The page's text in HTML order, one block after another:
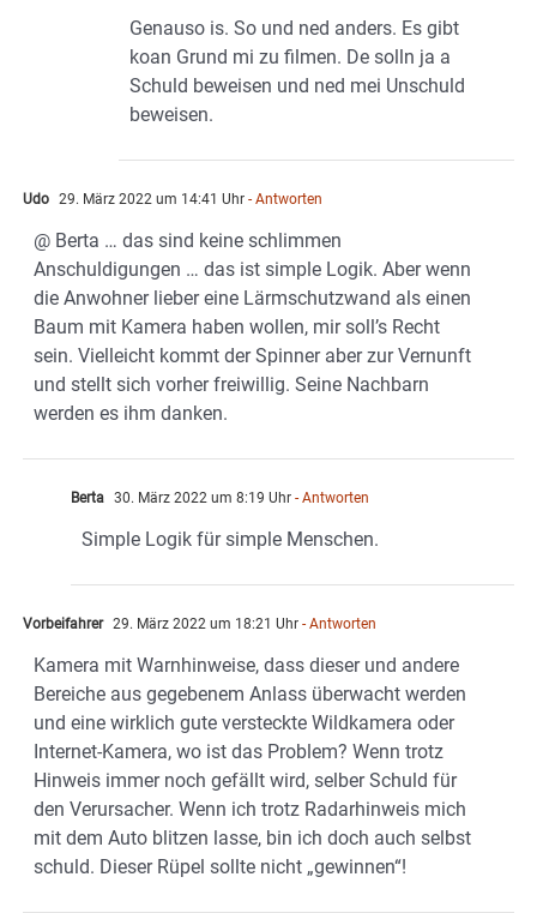
Genauso is. So und ned anders. Es gibt
koan Grund mi zu filmen. De solln ja a
Schuld beweisen und ned mei Unschuld
beweisen.
Udo 29. März 2022 um 14:41 Uhr - Antworten
@ Berta … das sind keine schlimmen
Anschuldigungen … das ist simple Logik. Aber wenn
die Anwohner lieber eine Lärmschutzwand als einen
Baum mit Kamera haben wollen, mir soll’s Recht
sein. Vielleicht kommt der Spinner aber zur Vernunft
und stellt sich vorher freiwillig. Seine Nachbarn
werden es ihm danken.
Berta 30. März 2022 um 8:19 Uhr - Antworten
Simple Logik für simple Menschen.
Vorbeifahrer 29. März 2022 um 18:21 Uhr - Antworten
Kamera mit Warnhinweise, dass dieser und andere
Bereiche aus gegebenem Anlass überwacht werden
und eine wirklich gute versteckte Wildkamera oder
Internet-Kamera, wo ist das Problem? Wenn trotz
Hinweis immer noch gefällt wird, selber Schuld für
den Verursacher. Wenn ich trotz Radarhinweis mich
mit dem Auto blitzen lasse, bin ich doch auch selbst
schuld. Dieser Rüpel sollte nicht „gewinnen“!